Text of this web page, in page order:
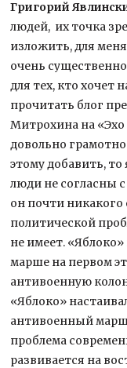
Григорий
людей, их точка
изложить, для
очень
для тех, кто хочет
прочитать блог
Митрохина на
довольно
этому добавить, то
люди не согласны
он почти
политической
не имеет.
марше на первом
антивоенную
«Яблоко»
антивоенный
проблема
развивается на